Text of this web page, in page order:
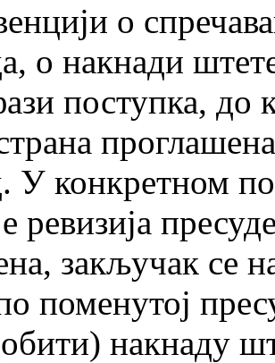
о
о накнади
поступка, до
У конкретном
ревизија
закључак се
поменутој
накнаду